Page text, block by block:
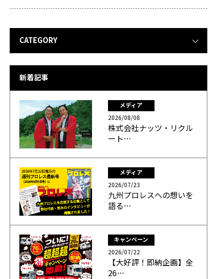
CATEGORY
新着記事
メディア
2026/08/08
株式会社ナッツ・リクル
ート…
メディア
2026/07/23
九州プロレスへの想いを
語る…
キャンペーン
2026/07/22
【大好評！即納企画】全
26…